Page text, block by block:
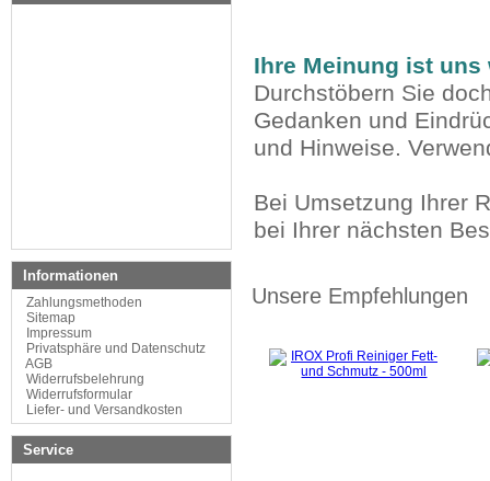
Ihre Meinung ist
Durchstöbern Sie
Gedanken und
und Hinweise.
Bei Umsetzung Ihrer
bei Ihrer nächsten
Unsere Empfehlungen
Informationen
Zahlungsmethoden
Sitemap
Impressum
Privatsphäre und Datenschutz
AGB
Widerrufsbelehrung
Widerrufsformular
Liefer- und Versandkosten
Service